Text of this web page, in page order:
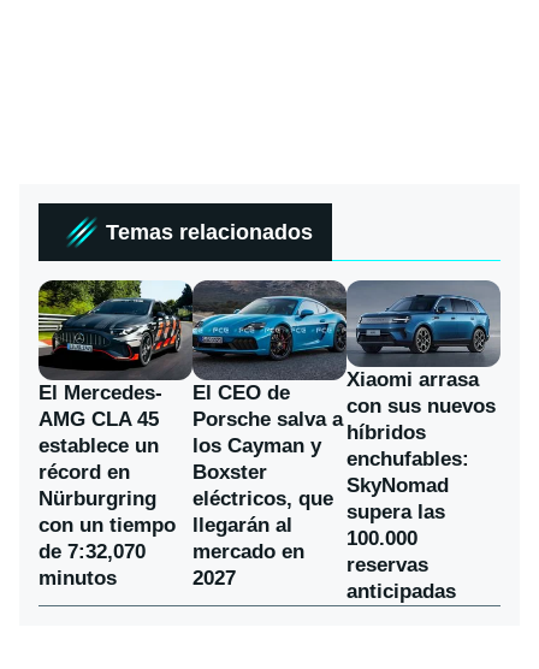
Temas relacionados
El Mercedes-
AMG CLA 45
establece un
récord en
Nürburgring
con un tiempo
de 7:32,070
minutos
El CEO de
Porsche salva a
los Cayman y
Boxster
eléctricos, que
llegarán al
mercado en
2027
Xiaomi arrasa
con sus nuevos
híbridos
enchufables:
SkyNomad
supera las
100.000
reservas
anticipadas